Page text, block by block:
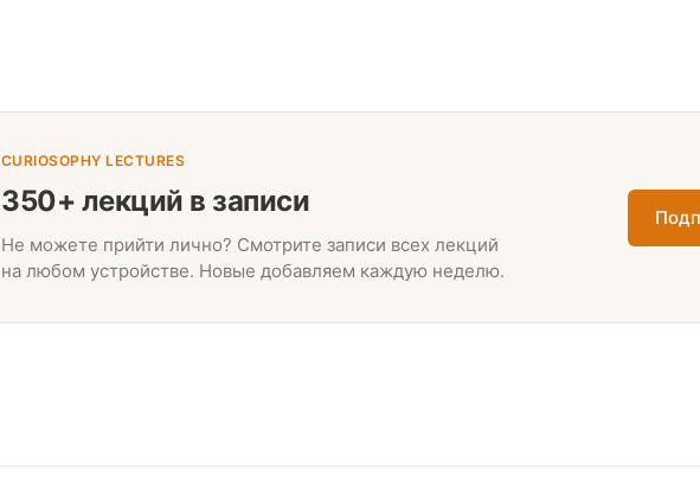
CURIOSOPHY LECTURES
350+ лекций в записи
Не можете прийти лично? Смотрите записи всех лекций
на любом устройстве. Новые добавляем каждую неделю.